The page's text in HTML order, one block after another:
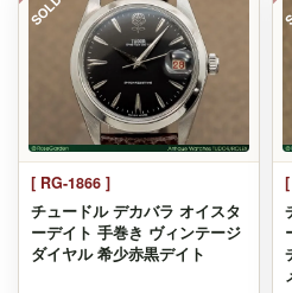
[ RG-1866 ]
チュードル デカバラ オイスタ
ーデイト 手巻き ヴィンテージ
ダイヤル 希少赤黒デイト